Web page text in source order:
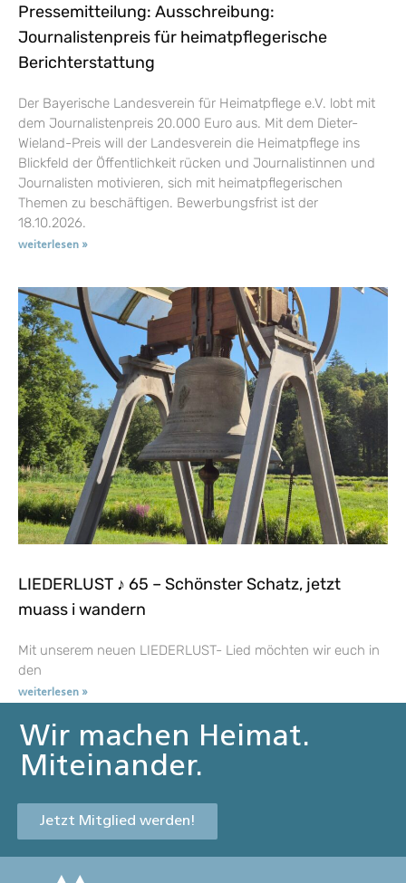
Pressemitteilung: Ausschreibung:
Journalistenpreis für heimatpflegerische
Berichterstattung
Der Bayerische Landesverein für Heimatpflege e.V. lobt mit
dem Journalistenpreis 20.000 Euro aus. Mit dem Dieter-
Wieland-Preis will der Landesverein die Heimatpflege ins
Blickfeld der Öffentlichkeit rücken und Journalistinnen und
Journalisten motivieren, sich mit heimatpflegerischen
Themen zu beschäftigen. Bewerbungsfrist ist der
18.10.2026.
weiterlesen »
LIEDERLUST ♪ 65 – Schönster Schatz, jetzt
muass i wandern
Mit unserem neuen LIEDERLUST- Lied möchten wir euch in
den
weiterlesen »
Wir machen Heimat.
Miteinander.
Jetzt Mitglied werden!